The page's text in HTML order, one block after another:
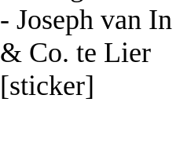
- Joseph van In
& Co. te Lier
[sticker]